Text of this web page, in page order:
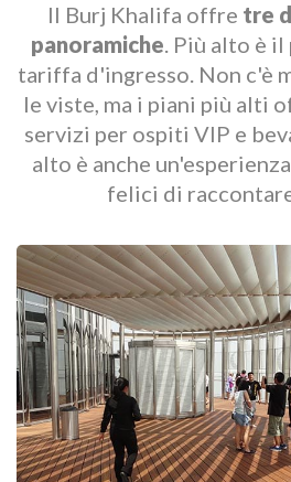
Il Burj Khalifa offre tre
panoramiche. Più alto è il
tariffa d'ingresso. Non c'è
le viste, ma i piani più alti
servizi per ospiti VIP e
alto è anche
felici di